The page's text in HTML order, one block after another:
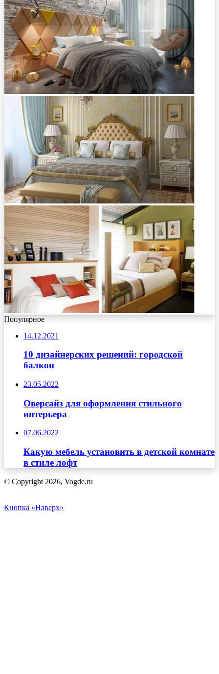
Популярное
14.12.2021
10 дизайнерских решений: городской
балкон
23.05.2022
Оверсайз для оформления стильного
интерьера
07.06.2022
Какую мебель установить в детской комнате
в стиле лофт
© Copyright 2026, Vogde.ru
Кнопка «Наверх»